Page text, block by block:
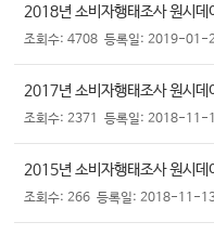
2018년 소비자행태조사 원시데
조회수: 4708 등록일: 2019-01-
2017년 소비자행태조사 원시데
조회수: 2371 등록일: 2018-11-
2015년 소비자행태조사 원시데
조회수: 266 등록일: 2018-11-